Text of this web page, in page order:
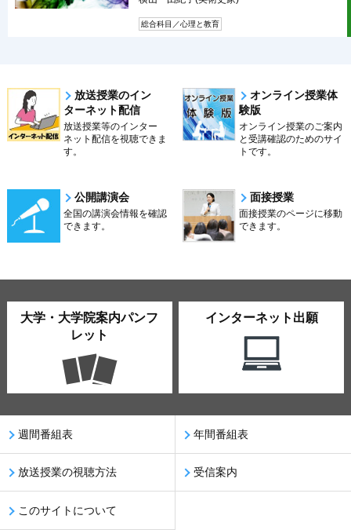
総合科目／心理と教育
放送授業のイン
ターネット配信
放送授業等のインター
ネット配信を視聴できま
す。
オンライン授業体
験版
オンライン授業のご案内
と受講確認のためのサイ
トです。
公開講演会
全国の講演会情報を確認
できます。
面接授業
面接授業のページに移動
できます。
大学・大学院案内パンフ
レット
インターネット出願
週間番組表 年間番組表
放送授業の視聴方法 受信案内
このサイトについて